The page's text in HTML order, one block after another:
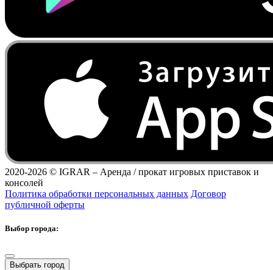
2020-2026 © IGRAR – Аренда / прокат игровых приставок и
консолей
Политика обработки персональных данных Договор
публичной оферты
Выбор города:
Выбрать город